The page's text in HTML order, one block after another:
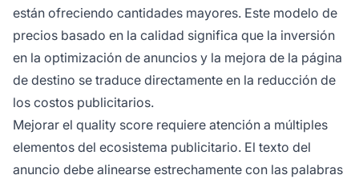
están ofreciendo cantidades mayores. Este modelo de
precios basado en la calidad significa que la inversión
en la optimización de anuncios y la mejora de la página
de destino se traduce directamente en la reducción de
los costos publicitarios.
Mejorar el quality score requiere atención a múltiples
elementos del ecosistema publicitario. El texto del
anuncio debe alinearse estrechamente con las palabras